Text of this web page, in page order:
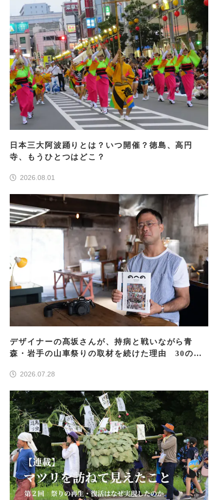
日本三大阿波踊りとは？いつ開催？徳島、高円
寺、もうひとつはどこ？
2026.08.01
デザイナーの髙坂さんが、持病と戦いながら青
森・岩手の山車祭りの取材を続けた理由 30の山
2026.07.28